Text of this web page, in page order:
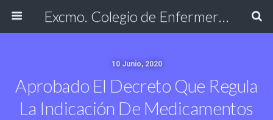
Excmo. Colegio de Enfermería de Cádiz
10 Junio, 2020
Aprobado El Decreto Que Regula
La Indicación De Medicamentos